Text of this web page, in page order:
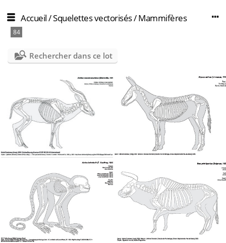
Accueil/Squelettes vectorisés/Mammifères
84
Rechercher dans ce lot